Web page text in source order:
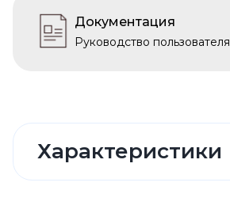
Документация
Руководство пользователя
Характеристики